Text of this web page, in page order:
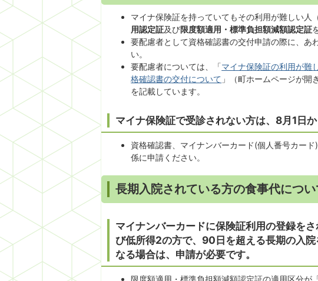
マイナ保険証を持っていてもその利用が難しい人
用認定証及び限度額適用・標準負担額減額認定証
要配慮者として資格確認書の交付申請の際に、あ
い。
要配慮者については、「マイナ保険証の利用が難
格確認書の交付について 」（町ホームページが開
を記載しています。
マイナ保険証で受診されない方は、8月1日
資格確認書、マイナンバーカード(個人番号カー
係に申請ください。
長期入院されている方の食事代につい
マイナンバーカードに保険証利用の登録を
び低所得2の方で、90日を超える長期の入
なる場合は、申請が必要です。
限度額適用・標準負担額減額認定証の適用区分が